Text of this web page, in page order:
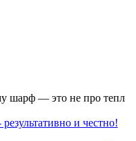
шарф — это не про тепл
и честно!